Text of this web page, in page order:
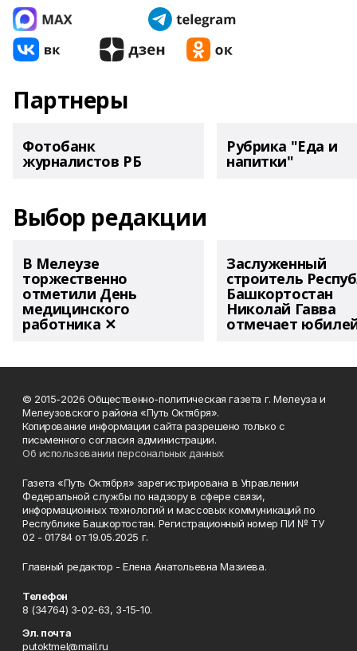
Партнеры
Фотобанк
журналистов РБ
Рубрика "Еда и
напитки"
Выбор редакции
В Мелеузе
торжественно
отметили День
медицинского
работника ✕
Заслуженный
строитель
Башкортостан
Николай Гавва
отмечает
© 2015-2026 Общественно-политическая газета г. Мелеуза и
Мелеузовского района «Путь Октября».
Копирование информации сайта разрешено только с
письменного согласия администрации.
Об использовании персональных данных
Газета «Путь Октября» зарегистрирована в Управлении
Федеральной службы по надзору в сфере связи,
информационных технологий и массовых коммуникаций по
Республике Башкортостан. Регистрационный номер ПИ № ТУ
02 - 01784 от 19.05.2025 г.
Главный редактор - Елена Анатольевна Мазиева.
Телефон
8 (34764) 3-02-63, 3-15-10.
Эл. почта
putoktmel@mail.ru